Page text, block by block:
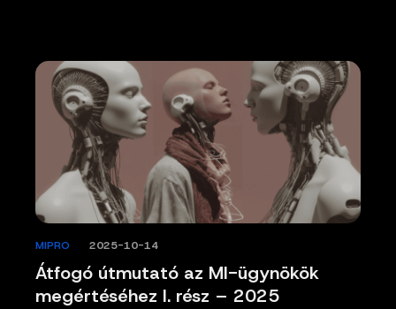
Átfogó útmutató az MI-ügynökök
megértéséhez I. rész – 2025
MIPRO 2025-10-14